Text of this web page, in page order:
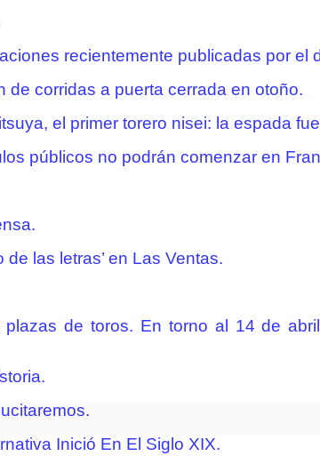
recientemente publicadas por el
de corridas a puerta cerrada en otoño.
el primer torero nisei: la espada
públicos no podrán comenzar en
las letras’ en Las Ventas.
de toros. En torno al 14 de
Inició En El Siglo XIX.